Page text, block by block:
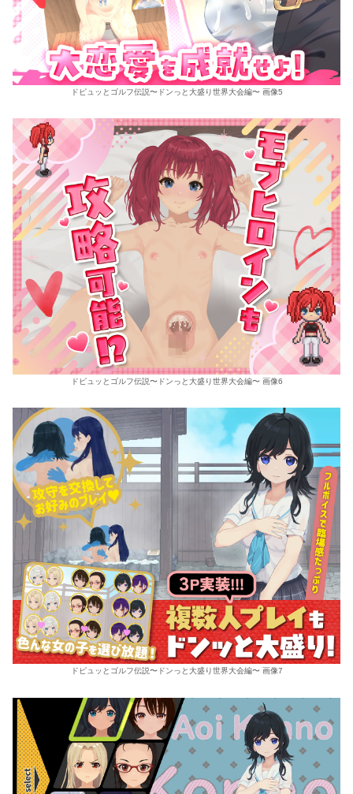
ドピュッとゴルフ伝説〜ドンっと大盛り世界大会編〜 画像5
ドピュッとゴルフ伝説〜ドンっと大盛り世界大会編〜 画像6
ドピュッとゴルフ伝説〜ドンっと大盛り世界大会編〜 画像7